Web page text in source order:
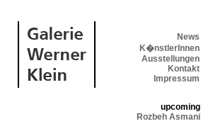
News
K�nstlerInnen
Ausstellungen
Kontakt
Impressum
upcoming
Rozbeh Asmani